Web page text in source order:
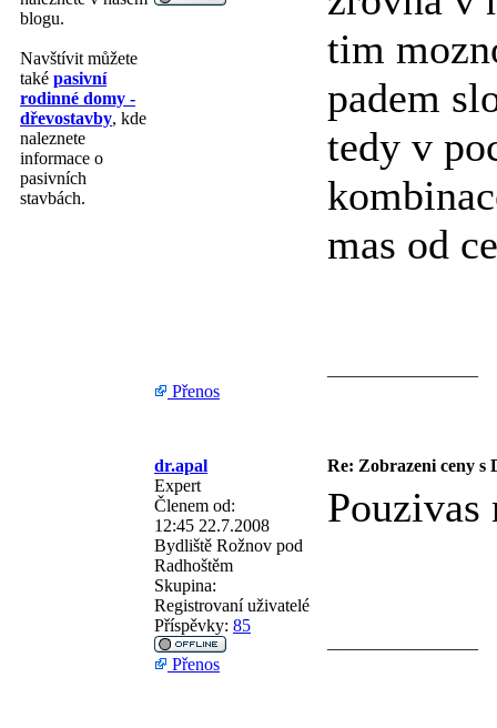
blogu.
Navštívit můžete
také pasivní
rodinné domy -
dřevostavby, kde
naleznete
informace o
pasivních
stavbách.
tim
padem
tedy v
mas od
Přenos
dr.apal
Re: Zobrazeni ceny s
Expert
Členem od:
12:45 22.7.2008
Bydliště Rožnov pod
Radhoštěm
Skupina:
Registrovaní uživatelé
Příspěvky: 85
Přenos